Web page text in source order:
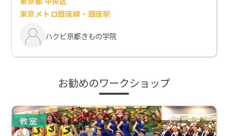
東京メトロ銀座線・銀座駅
ハクビ京都きもの学院
お勧めのワークショップ
教室